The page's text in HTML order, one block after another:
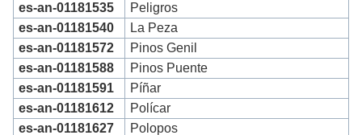
es-an-01181535
Peligros
es-an-01181540
La Peza
es-an-01181572
Pinos Genil
es-an-01181588
Pinos Puente
es-an-01181591
Píñar
es-an-01181612
Polícar
es-an-01181627
Polopos